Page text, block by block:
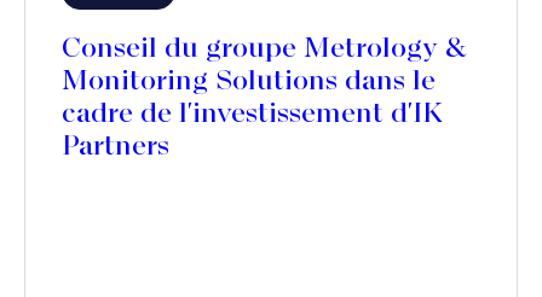
Conseil du groupe Metrology &
Monitoring Solutions dans le
cadre de l'investissement d'IK
Partners